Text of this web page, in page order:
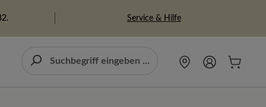
Service & Hilfe